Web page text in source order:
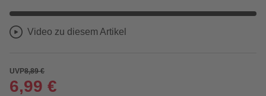
Video zu diesem Artikel
UVP8,89 €
6,99 €